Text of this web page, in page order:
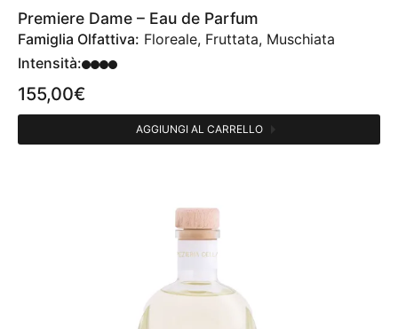
Premiere Dame – Eau de Parfum
Famiglia Olfattiva: Floreale, Fruttata, Muschiata
Intensità:
155,00€
AGGIUNGI AL CARRELLO